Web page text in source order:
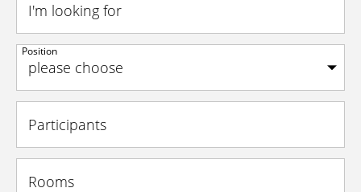
I'm looking for
Position
Participants
Rooms